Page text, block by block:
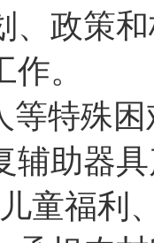
、政策
。
等特殊
辅助器
童福利